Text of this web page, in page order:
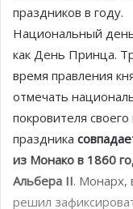
праздников в году.
Национальный
как День Принца.
время правления
отмечать
покровителя
праздника
из Монако в 1860
Альбера II. Монарх,
решил